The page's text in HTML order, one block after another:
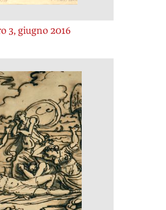
3, giugno 2016